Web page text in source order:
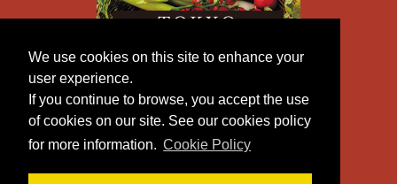
We use cookies on this site to enhance your
user experience.
If you continue to browse, you accept the use
of cookies on our site. See our cookies policy
for more information. Cookie Policy